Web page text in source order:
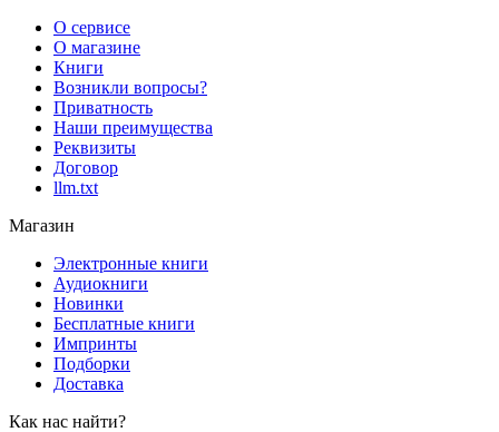
О сервисе
О магазине
Книги
Возникли вопросы?
Приватность
Наши преимущества
Реквизиты
Договор
llm.txt
Магазин
Электронные книги
Аудиокниги
Новинки
Бесплатные книги
Импринты
Подборки
Доставка
Как нас найти?